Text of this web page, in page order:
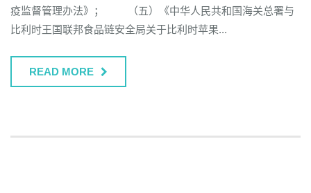
疫监督管理办法》； （五）《中华人民共和国海关总署与
比利时王国联邦食品链安全局关于比利时苹果...
READ MORE